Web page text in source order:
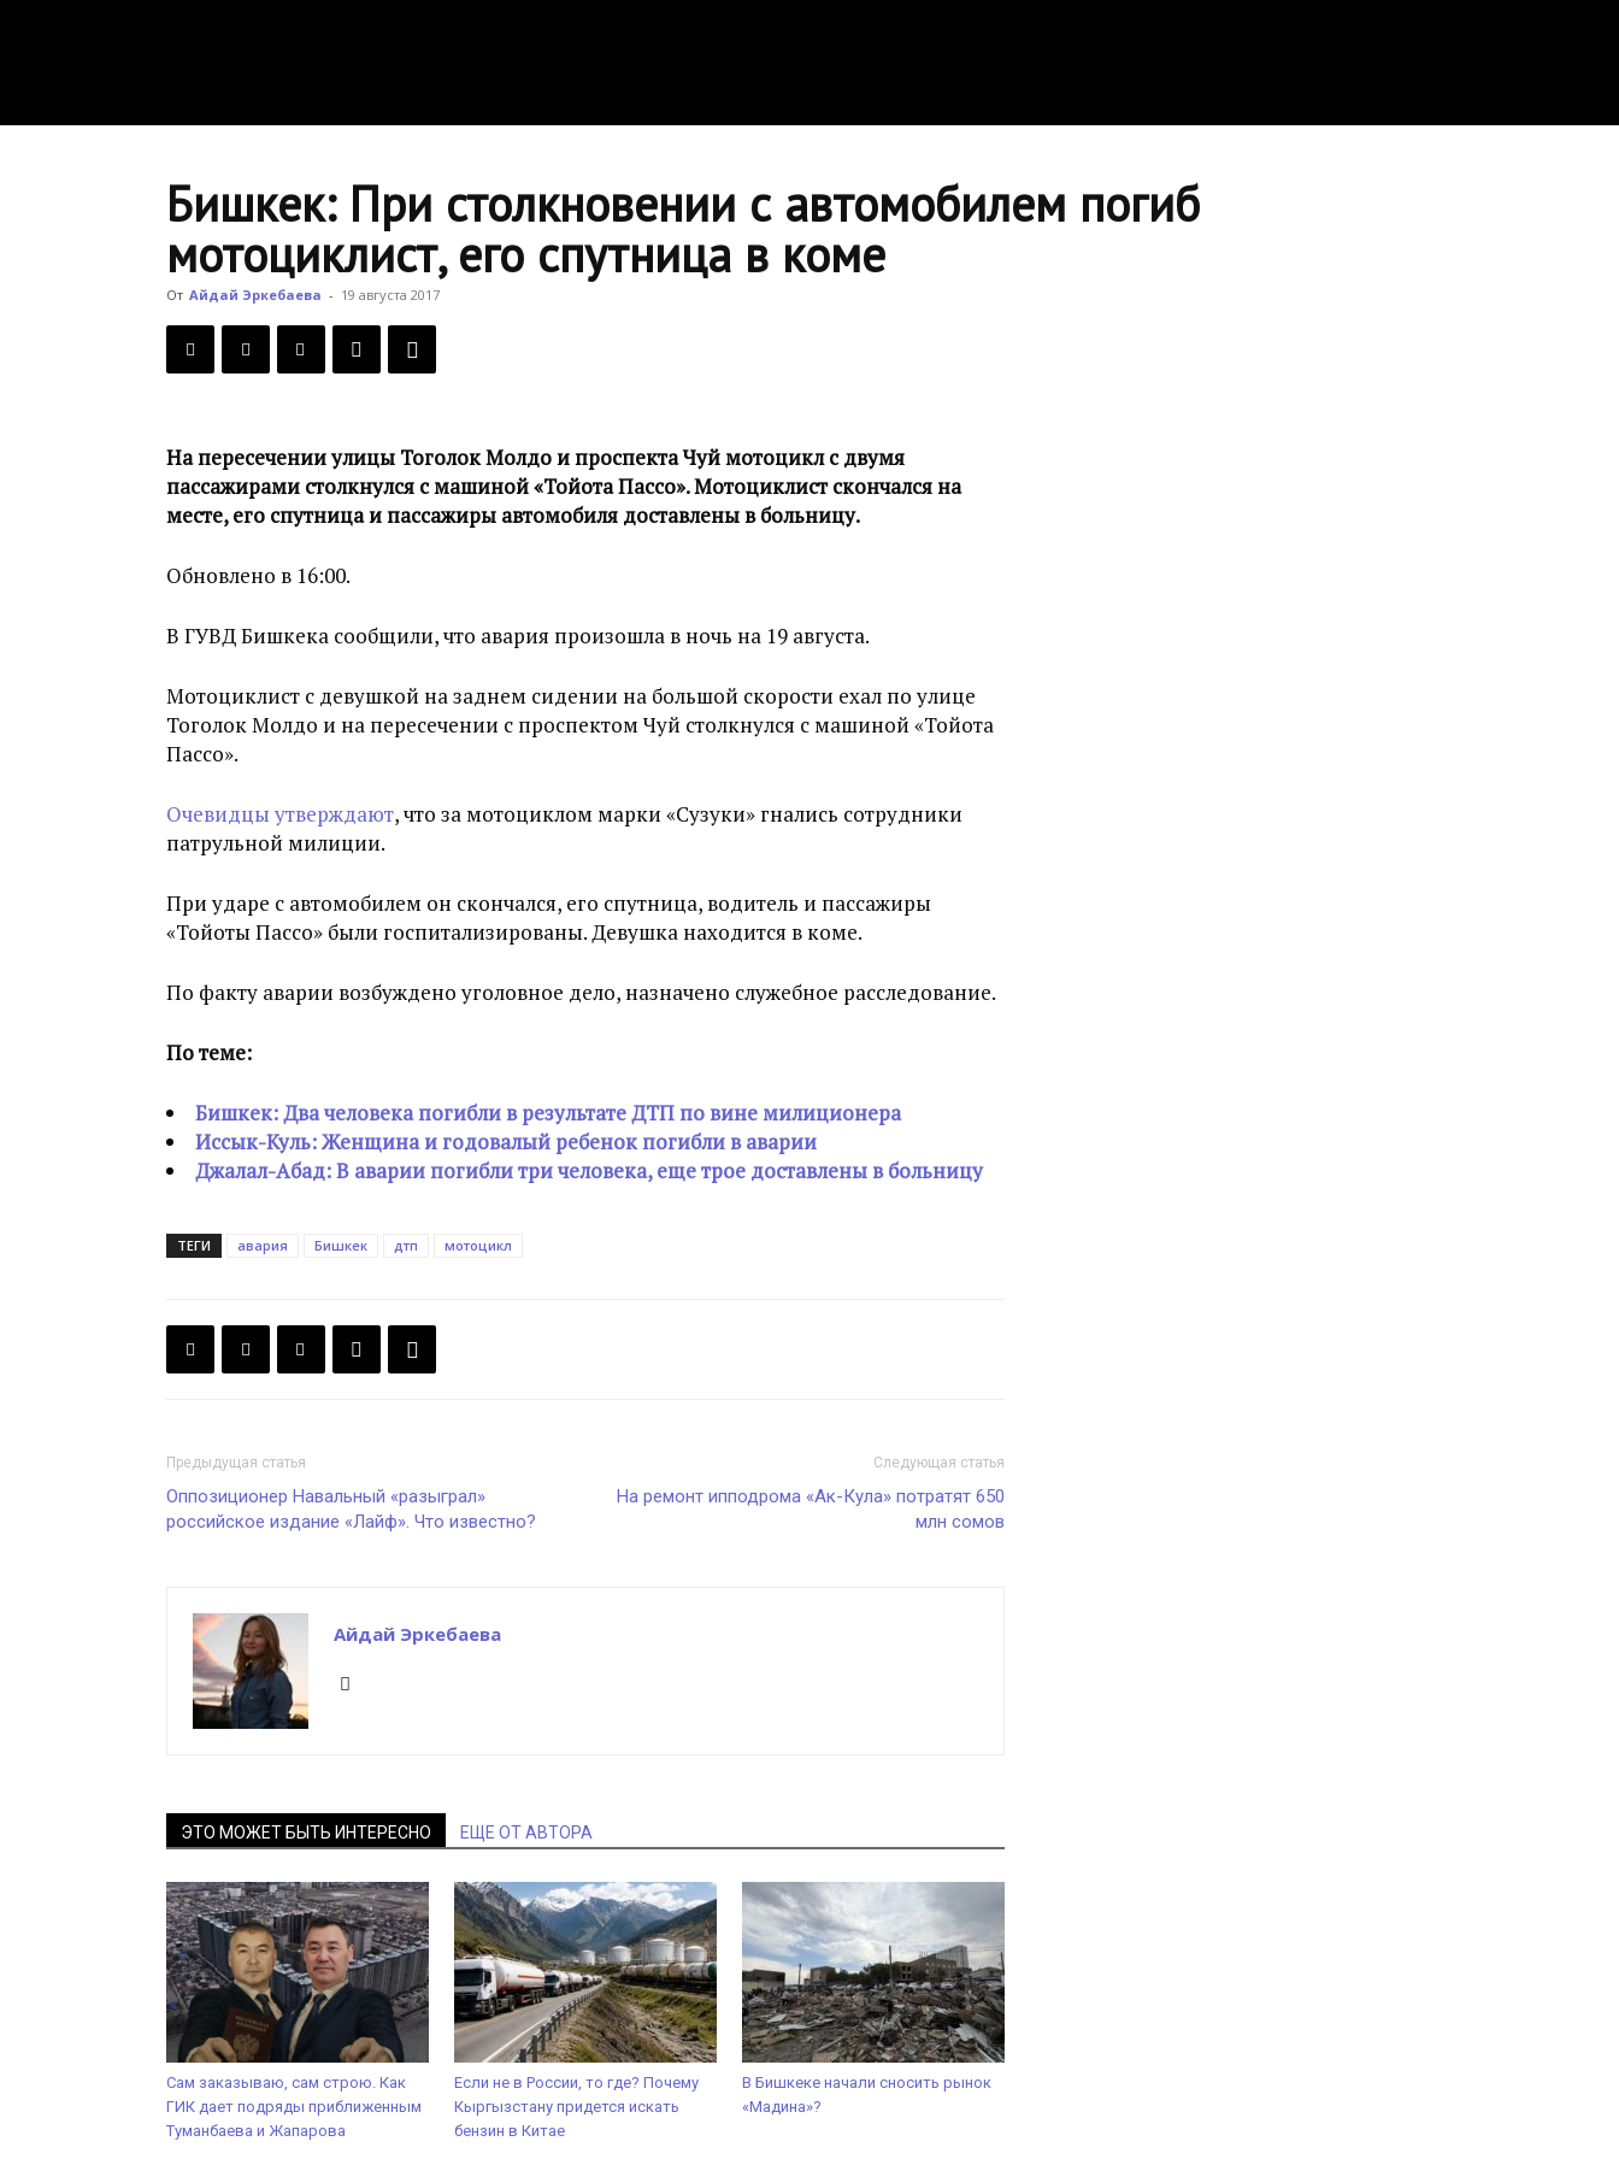
Бишкек: При столкновении с автомобилем погиб
мотоциклист, его спутница в коме
От Айдай Эркебаева - 19 августа 2017
На пересечении улицы Тоголок Молдо и проспекта Чуй мотоцикл с двумя
пассажирами столкнулся с машиной «Тойота Пассо». Мотоциклист скончался на
месте, его спутница и пассажиры автомобиля доставлены в больницу.
Обновлено в 16:00.
В ГУВД Бишкека сообщили, что авария произошла в ночь на 19 августа.
Мотоциклист с девушкой на заднем сидении на большой скорости ехал по улице
Тоголок Молдо и на пересечении с проспектом Чуй столкнулся с машиной «Тойота
Пассо».
Очевидцы утверждают, что за мотоциклом марки «Сузуки» гнались сотрудники
патрульной милиции.
При ударе с автомобилем он скончался, его спутница, водитель и пассажиры
«Тойоты Пассо» были госпитализированы. Девушка находится в коме.
По факту аварии возбуждено уголовное дело, назначено служебное расследование.
По теме:
Бишкек: Два человека погибли в результате ДТП по вине милиционера
Иссык-Куль: Женщина и годовалый ребенок погибли в аварии
Джалал-Абад: В аварии погибли три человека, еще трое доставлены в больницу
ТЕГИ авария Бишкек дтп мотоцикл
Предыдущая статья
Оппозиционер Навальный «разыграл»
российское издание «Лайф». Что известно?
Следующая статья
На ремонт ипподрома «Ак-Кула» потратят 650
млн сомов
Айдай Эркебаева
ЭТО МОЖЕТ БЫТЬ ИНТЕРЕСНО ЕЩЕ ОТ АВТОРА
Сам заказываю, сам строю. Как
ГИК дает подряды приближенным
Туманбаева и Жапарова
Если не в России, то где? Почему
Кыргызстану придется искать
бензин в Китае
В Бишкеке начали сносить рынок
«Мадина»?